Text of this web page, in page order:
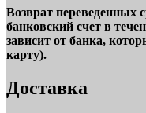
Возврат переведенных
банковский счет в
зависит от банка,
карту).
Доставка